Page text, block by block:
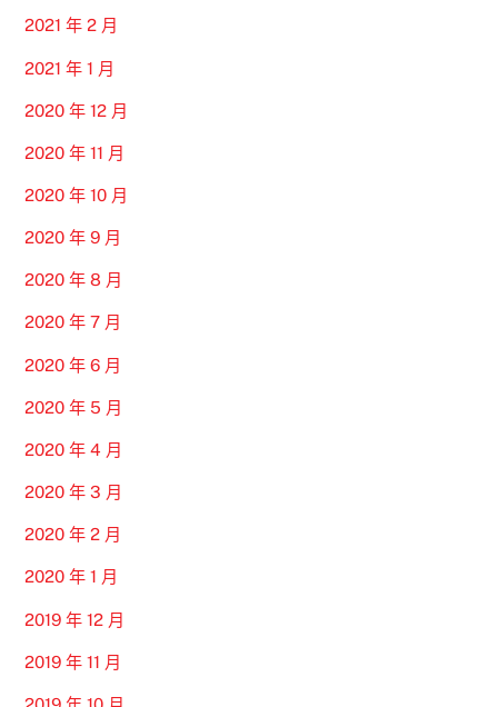
2021 年 2 月
2021 年 1 月
2020 年 12 月
2020 年 11 月
2020 年 10 月
2020 年 9 月
2020 年 8 月
2020 年 7 月
2020 年 6 月
2020 年 5 月
2020 年 4 月
2020 年 3 月
2020 年 2 月
2020 年 1 月
2019 年 12 月
2019 年 11 月